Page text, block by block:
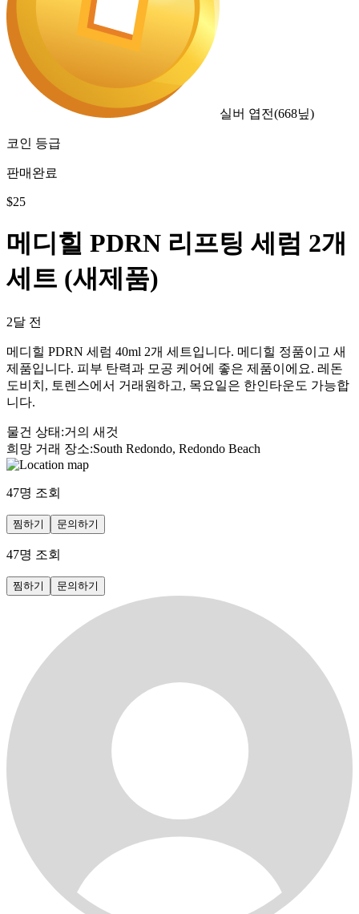
실버 엽전(668닢)
코인 등급
판매완료
$25
메디힐 PDRN 리프팅 세럼 2개
세트 (새제품)
2달 전
메디힐 PDRN 세럼 40ml 2개 세트입니다. 메디힐 정품이고 새
제품입니다. 피부 탄력과 모공 케어에 좋은 제품이에요. 레돈
도비치, 토렌스에서 거래원하고, 목요일은 한인타운도 가능합
니다.
물건 상태 :거의 새것
희망 거래 장소:South Redondo, Redondo Beach
47명 조회
찜하기 문의하기
47명 조회
찜하기 문의하기